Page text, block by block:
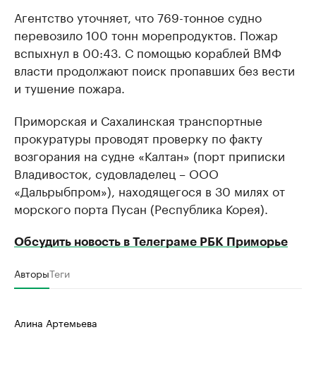
Агентство уточняет, что 769-тонное судно
перевозило 100 тонн морепродуктов. Пожар
вспыхнул в 00:43. С помощью кораблей ВМФ
власти продолжают поиск пропавших без вести
и тушение пожара.
Приморская и Сахалинская транспортные
прокуратуры проводят проверку по факту
возгорания на судне «Калтан» (порт приписки
Владивосток, судовладелец – ООО
«Дальрыбпром»), находящегося в 30 милях от
морского порта Пусан (Республика Корея).
Обсудить новость в Телеграме РБК Приморье
АвторыТеги
Алина Артемьева